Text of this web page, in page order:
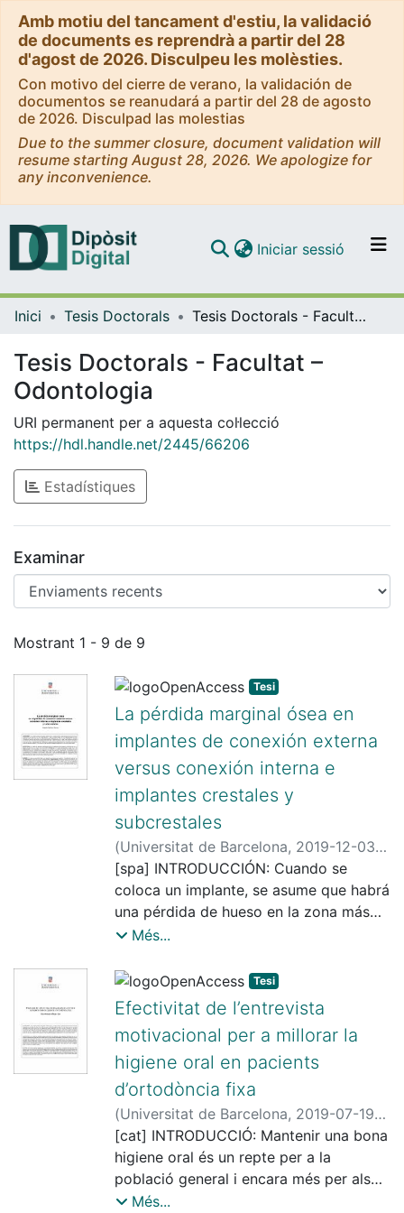
Amb motiu del tancament d'estiu, la validació
de documents es reprendrà a partir del 28
d'agost de 2026. Disculpeu les molèsties.
Con motivo del cierre de verano, la validación de
documentos se reanudará a partir del 28 de agosto
de 2026. Disculpad las molestias
Due to the summer closure, document validation will
resume starting August 28, 2026. We apologize for
any inconvenience.
Navega per tot el DD
Com publicar
Iniciar sessió (current)
Inici Tesis Doctorals Tesis Doctorals - Facultat – Odontologia
Tesis Doctorals - Facultat –
Odontologia
URI permanent per a aquesta col·lecció
https://hdl.handle.net/2445/66206
Estadístiques
Examinar
Enviaments recents
Mostrant 1 - 9 de 9
Tesi
La pérdida marginal ósea en
implantes de conexión externa
versus conexión interna e
implantes crestales y
subcrestales
(Universitat de Barcelona, 2019-12-03)
Palacios Garzón, Natalia;López López,
José, 1958-;Jané Salas, Enric ;
Universitat de Barcelona. Facultat
d'Odontologia
[spa] INTRODUCCIÓN: Cuando se
coloca un implante, se asume que habrá
una pérdida de hueso en la zona más
coronal alrededor de este. La
nivel de hueso ya sea crestal o
subcrestal y el tipo de conexión
elegida, ya sea conexión externa o
interna, se han relacionado como
algunos de los factores causantes de la
pérdida de hueso alrededor de
implantes. La preservación del hueso
periimplante, es fundamental porque
influye sobre la forma y el contorno de
los tejidos blandos suprayacentes, que
son importantes para el resultado
Més...
Tesi
Efectivitat de l’entrevista
motivacional per a millorar la
higiene oral en pacients
d’ortodòncia fixa
(Universitat de Barcelona, 2019-07-19)
Rigau i Gay, Maria Montserrat; Ustrell i
Torrent, Josep Maria, 1953- ;Lusilla
Palacios, Pilar;Universitat de Barcelona.
Facultat d'Odontologia
[cat] INTRODUCCIÓ: Mantenir una bona
higiene oral és un repte per a la
població general i encara més per als
adolescents i adults joves que porten
Més...